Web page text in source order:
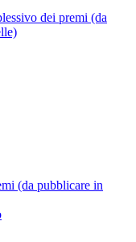
dei premi (da
(da pubblicare in